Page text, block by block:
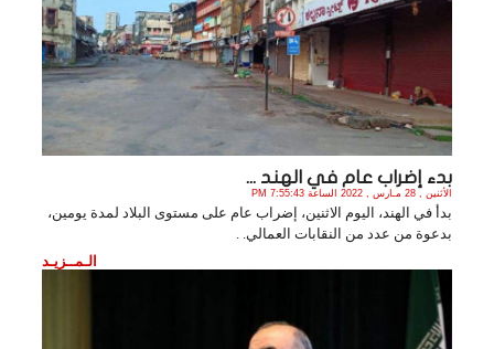
بدء إضراب عام في الهند ...
الأثنين , 28 مـارس , 2022 الساعة 7:55:43 PM
بدأ في الهند، اليوم الاثنين، إضراب عام على مستوى البلاد لمدة يومين،
بدعوة من عدد من النقابات العمالي. .
الـمــزيـد